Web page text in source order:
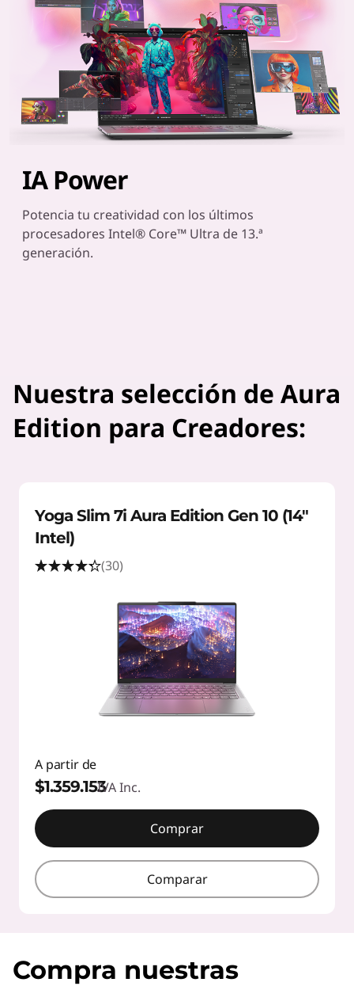
IA Power
Potencia tu creatividad con los últimos
procesadores Intel® Core™ Ultra de 13.ª
generación.
Nuestra selección de Aura
Edition para Creadores:
Yoga Slim 7i Aura Edition Gen 10 (14"
Intel)
(30)
A partir de
$1.359.153IVA Inc.
Comprar
Comparar
Compra nuestras